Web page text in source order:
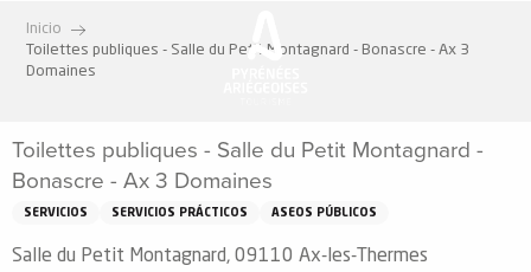
contenu
Inicio
Toilettes publiques - Salle du Petit Montagnard - Bonascre - Ax 3
Domaines
Toilettes publiques - Salle du Petit Montagnard -
Bonascre - Ax 3 Domaines
SERVICIOS SERVICIOS PRÁCTICOS ASEOS PÚBLICOS
Salle du Petit Montagnard, 09110 Ax-les-Thermes